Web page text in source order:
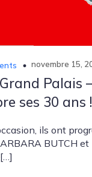
novembre 15,
Palais
ses 30 ans !
ils ont
BUTCH et